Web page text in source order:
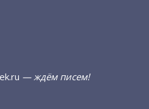
— ждём писем!